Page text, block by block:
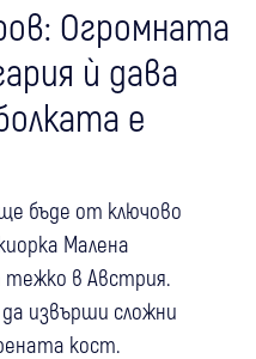
Огромната
ѝ дава
е
бъде от ключово
Малена
в Австрия.
извърши сложни
кост.